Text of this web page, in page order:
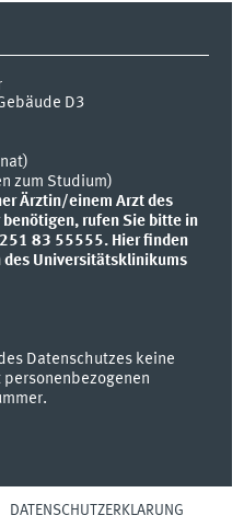
D3
zum Studium)
Ärztin/einem Arzt des
rufen Sie bitte in
251 83 55555. Hier finden
des Universitätsklinikums
Datenschutzes keine
DATENSCHUTZERKLÄRUNG